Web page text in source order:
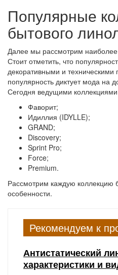
Популярные
бытового
Далее мы рассмотрим
Стоит отметить, что
декоративными и техническими
популярность диктует мода на
Сегодня ведущими коллекциями
Фаворит;
Идиллия (IDYLLE);
GRAND;
Discovery;
Sprint Pro;
Force;
Premium.
Рассмотрим каждую коллекцию
особенности.
Рекомендуем к
Антистатический
характеристики и